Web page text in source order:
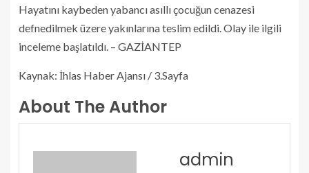
Hayatını kaybeden yabancı asıllı çocuğun cenazesi
defnedilmek üzere yakınlarına teslim edildi. Olay ile ilgili
inceleme başlatıldı. – GAZİANTEP
Kaynak: İhlas Haber Ajansı / 3.Sayfa
About The Author
admin